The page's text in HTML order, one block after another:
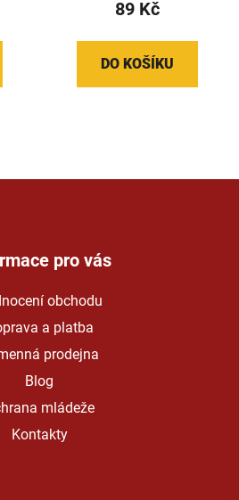
89 Kč
DO KOŠÍKU
pro vás
obchodu
a platba
prodejna
Blog
mládeže
Kontakty